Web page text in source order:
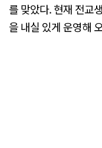
를 맞았다. 현재 전교
을 내실 있게 운영해